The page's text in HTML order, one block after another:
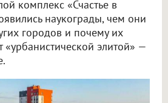
комплекс «Счастье в
наукограды, чем они
городов и почему их
«урбанистической элитой» —